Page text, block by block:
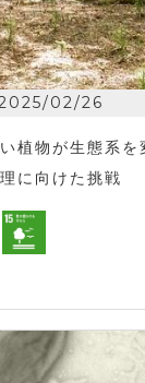
02/26
植物が生態系を
に向けた挑戦